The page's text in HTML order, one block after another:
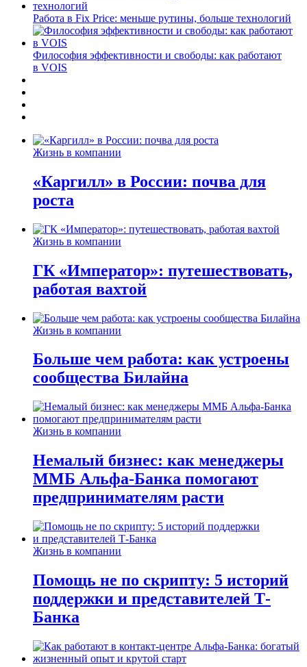
Работа в Fix Price: меньше рутины, больше технологий
Философия эффективности и свободы: как работают
в VOIS
Жизнь в компании
«Каргилл» в России: почва для
роста
Жизнь в компании
ГК «Император»: путешествовать,
работая вахтой
Жизнь в компании
Больше чем работа: как устроены
сообщества Билайна
Жизнь в компании
Немалый бизнес: как менеджеры
ММБ Альфа-Банка помогают
предпринимателям расти
Жизнь в компании
Помощь не по скрипту: 5 историй
поддержки и представителей Т-
Банка